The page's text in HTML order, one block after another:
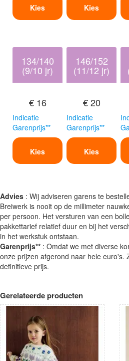
Kies Kies
134/140
(9/10 jr)
€ 16
Indicatie
Garenprijs**
Kies
146/152
(11/12 jr)
€ 20
Indicatie
Garenprijs**
Kies
Advies : Wij adviseren garens te
Breiwerk is nooit op de millimeter
per persoon. Het versturen van een
pakkettarief relatief duur en bij het
in het werkstuk ontstaan.
Garenprijs** : Omdat we met diverse
onze prijzen afgerond naar hele euro's.
definitieve prijs.
Gerelateerde producten